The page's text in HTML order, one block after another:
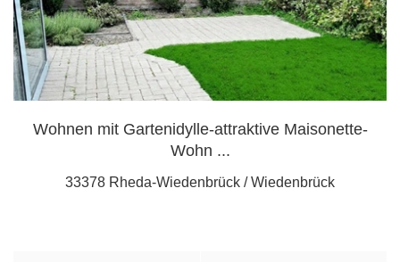
Wohnen mit Gartenidylle-attraktive Maisonette-
Wohn ...
33378 Rheda-Wiedenbrück / Wiedenbrück